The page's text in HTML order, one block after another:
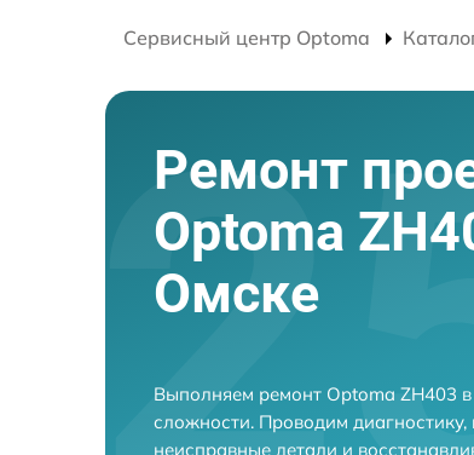
Сервисный центр Optoma
Ремонт
Optoma
Омске
Выполняем ремонт Optoma ZH403
сложности. Проводим
неисправные детали и